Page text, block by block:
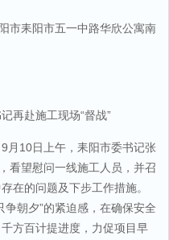
市耒阳市五一中路华欣公寓南
再赴施工现场“督战”
月10日上午，耒阳市委书记张
看望慰问一线施工人员，并召
在的问题及下步工作措施。
朝夕”的紧迫感，在确保安全
方百计提进度，力促项目早